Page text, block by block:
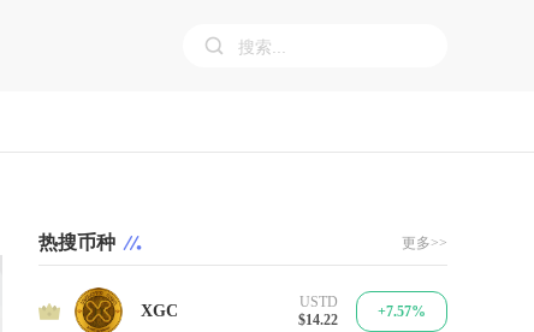
热搜币种 更多>>
1 XGC
USTD
$14.22
+7.57%